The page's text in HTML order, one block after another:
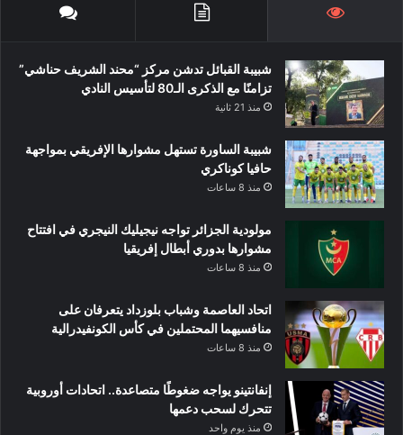
و
ك
T
ق
ا
T
k
شبيبة القبائل تدشن مركز “محند الشريف حناشي”
تزامنًا مع الذكرى الـ80 لتأسيس النادي
منذ 21 ثانية
شبيبة الساورة تستهل مشوارها الإفريقي بمواجهة
حافيا كوناكري
منذ 8 ساعات
مولودية الجزائر تواجه نيجيليك النيجري في افتتاح
مشوارها بدوري أبطال إفريقيا
منذ 8 ساعات
اتحاد العاصمة وشباب بلوزداد يتعرفان على
منافسيهما المحتملين في كأس الكونفيدرالية
منذ 8 ساعات
إنفانتينو يواجه ضغوطًا متصاعدة.. اتحادات أوروبية
تتحرك لسحب دعمها
منذ يوم واحد